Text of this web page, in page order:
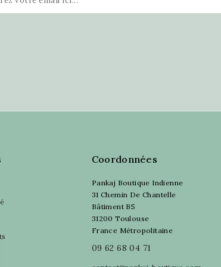
Coordonnées
Pankaj Boutique Indienne
31 Chemin De Chantelle
Bâtiment B5
31200 Toulouse
France Métropolitaine
09 62 68 04 71